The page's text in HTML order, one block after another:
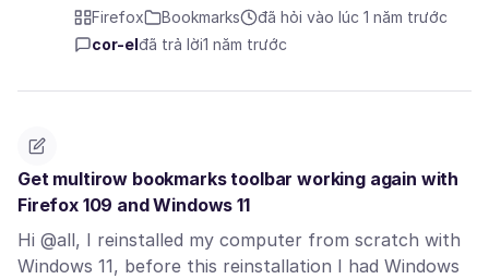
Firefox Bookmarks
đã hỏi vào lúc 1 năm trước
cor-el đã trả lời1 năm trước
Get multirow bookmarks toolbar working again with
Firefox 109 and Windows 11
Hi @all, I reinstalled my computer from scratch with
Windows 11, before this reinstallation I had Windows